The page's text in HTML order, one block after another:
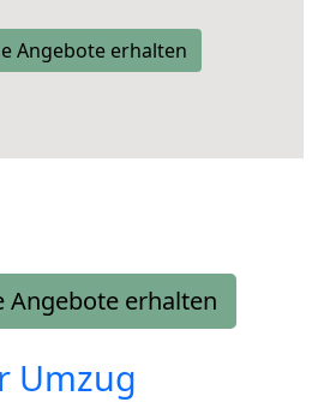
Angebote erhalten
Angebote erhalten
Umzug